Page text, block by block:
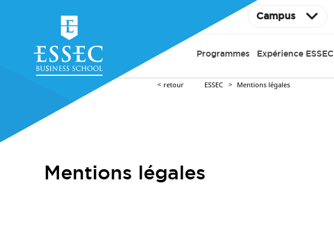
Campus
Programmes Expérience ESSEC
retour ESSEC Mentions légales
Mentions légales